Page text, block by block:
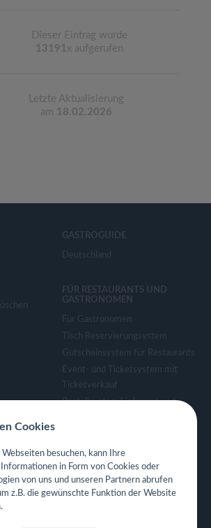
Dieser Eintrag wurde
13191 x aufgerufen
Letzte Aktualisierung
am 18.02.2026
GASTROGUIDE
Deutschland
FÜR RESTAURANTS UND
GASTRONOMEN
Für Gastronomen
Tisch Reservierungsystem
Gutscheinsystem für Restaurants
Event- und Ticketsystem mit
Ticketverkauf
Bestellsystem Lieferung und
Eigene App für Restaurant
Cookies
Webseiten besuchen, kann Ihre
in Form von Cookies oder
von uns und unseren Partnern abrufen
z.B. die gewünschte Funktion der Website